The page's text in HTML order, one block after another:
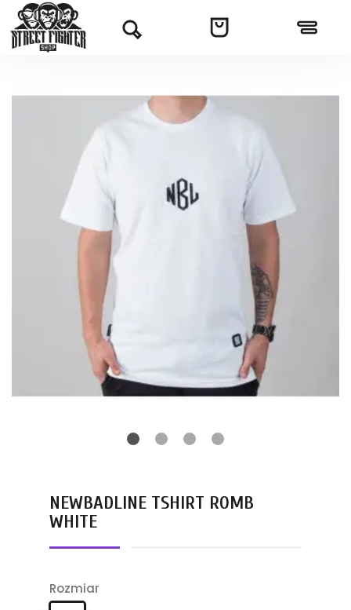
NEWBADLINE TSHIRT ROMB
WHITE
Rozmiar